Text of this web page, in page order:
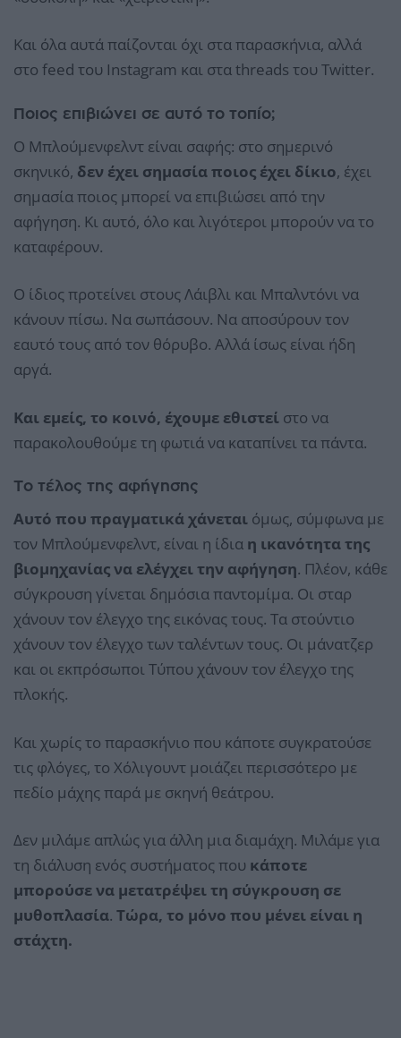
Και όλα αυτά παίζονται όχι στα παρασκήνια, αλλά
στο feed του Instagram και στα threads του Twitter.
Ποιος επιβιώνει σε αυτό το τοπίο;
Ο Μπλούμενφελντ είναι σαφής: στο σημερινό
σκηνικό, δεν έχει σημασία ποιος έχει δίκιο, έχει
σημασία ποιος μπορεί να επιβιώσει από την
αφήγηση. Κι αυτό, όλο και λιγότεροι μπορούν να το
καταφέρουν.
Ο ίδιος προτείνει στους Λάιβλι και Μπαλντόνι να
κάνουν πίσω. Να σωπάσουν. Να αποσύρουν τον
εαυτό τους από τον θόρυβο. Αλλά ίσως είναι ήδη
αργά.
Και εμείς, το κοινό, έχουμε εθιστεί στο να
παρακολουθούμε τη φωτιά να καταπίνει τα πάντα.
Το τέλος της αφήγησης
Αυτό που πραγματικά χάνεται όμως, σύμφωνα με
τον Μπλούμενφελντ, είναι η ίδια η ικανότητα της
βιομηχανίας να ελέγχει την αφήγηση. Πλέον, κάθε
σύγκρουση γίνεται δημόσια παντομίμα. Οι σταρ
χάνουν τον έλεγχο της εικόνας τους. Τα στούντιο
χάνουν τον έλεγχο των ταλέντων τους. Οι μάνατζερ
και οι εκπρόσωποι Τύπου χάνουν τον έλεγχο της
πλοκής.
Και χωρίς το παρασκήνιο που κάποτε συγκρατούσε
τις φλόγες, το Χόλιγουντ μοιάζει περισσότερο με
πεδίο μάχης παρά με σκηνή θεάτρου.
Δεν μιλάμε απλώς για άλλη μια διαμάχη. Μιλάμε για
τη διάλυση ενός συστήματος που κάποτε
μπορούσε να μετατρέψει τη σύγκρουση σε
μυθοπλασία. Τώρα, το μόνο που μένει είναι η
στάχτη.